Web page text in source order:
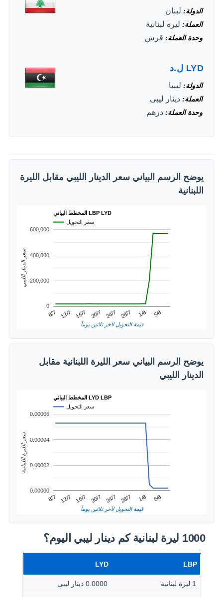
الدولة لبنان
العملة ليرة لبنانية
وحدة العملة قرش
LYD ل.د
الدولة ليبيا
العملة دينار ليبى
وحدة العملة درهم
يوضح الرسم البياني سعر الدينار الليبي مقابل الليرة
اللبنانية
المخطط البياني LBP LYD
سعر التحويل
8/7 12/7 16/7 20/7 24/7 28/7 1/8 5/8
0
200,000
400,000
600,000
قيمة التحويل لآخر ثلاثين يوماً
سعر الدينار الليبي
يوضح الرسم البياني سعر الليرة اللبنانية مقابل
الدينار الليبي
المخطط البياني LYD LBP
سعر التحويل
8/7 12/7 16/7 20/7 24/7 28/7 1/8 5/8
0.00000
0.00002
0.00004
0.00006
قيمة التحويل لآخر ثلاثين يوماً
سعر الليرة اللبنانية
1000 ليرة لبنانية كم دينار ليبي اليوم؟
LBP
LYD
1 ليرة لبنانية 0.0000 دينار ليبى